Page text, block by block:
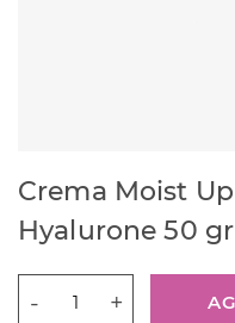
Crema Moist
Hyalurone 50 gr